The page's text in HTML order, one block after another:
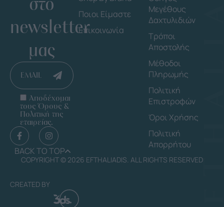
newsletter
μας
EMAIL
Αποδέχομαι
τους Όρους &
Πολιτική της
εταιρείας.
BACK TO TOP
Ποιοι Είμαστε
Επικοινωνία
Μεγέθους
Δαχτυλιδιών
Τρόποι
Αποστολής
Μέθοδοι
Πληρωμής
Πολιτική
Επιστροφών
Όροι Χρήσης
Πολιτική
Απορρήτου
COPYRIGHT © 2026 EFTHALIADIS. ALL RIGHTS RESERVED
CREATED BY